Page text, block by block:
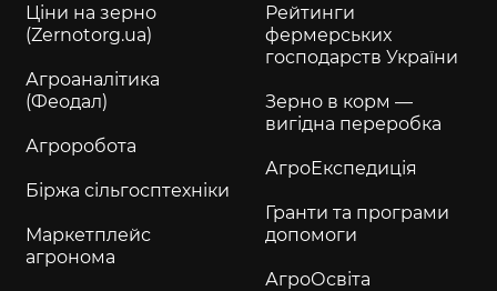
Ціни на зерно
(Zernotorg.ua)
Агроаналітика
(Феодал)
Агроробота
Біржа сільгосптехніки
Маркетплейс
агронома
Рейтинги
фермерських
господарств України
Зерно в корм —
вигідна переробка
АгроЕкспедиція
Гранти та програми
допомоги
АгроОсвіта